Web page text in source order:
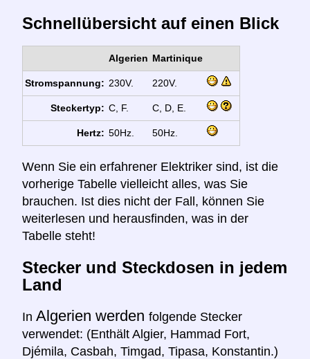
Schnellübersicht auf einen Blick
Algerien Martinique
Stromspannung: 230V. 220V.
Steckertyp: C, F. C, D, E.
Hertz: 50Hz. 50Hz.
Wenn Sie ein erfahrener Elektriker sind, ist die
vorherige Tabelle vielleicht alles, was Sie
brauchen. Ist dies nicht der Fall, können Sie
weiterlesen und herausfinden, was in der
Tabelle steht!
Stecker und Steckdosen in jedem
Land
In Algerien werden folgende Stecker
verwendet: (Enthält Algier, Hammad Fort,
Djémila, Casbah, Timgad, Tipasa, Konstantin.)